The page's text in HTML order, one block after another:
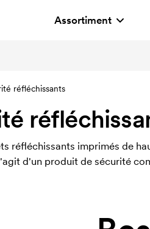
Assortiment
réfléchissants
réfléchissants imprimés de
d'un produit de sécurité